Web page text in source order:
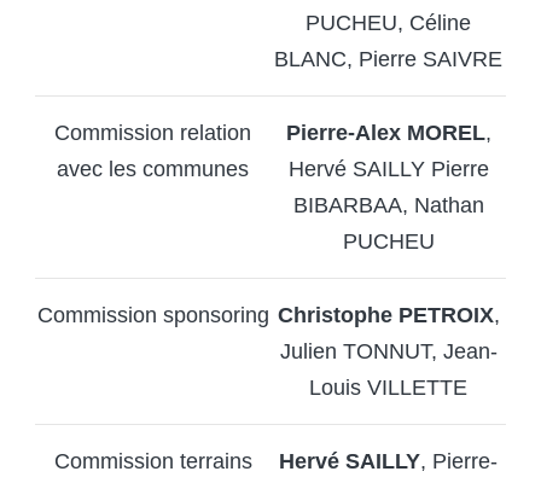
PUCHEU, Céline
BLANC, Pierre SAIVRE
Commission relation
avec les communes
Pierre-Alex MOREL,
Hervé SAILLY Pierre
BIBARBAA, Nathan
PUCHEU
Commission sponsoring Christophe PETROIX,
Julien TONNUT, Jean-
Louis VILLETTE
Commission terrains Hervé SAILLY, Pierre-